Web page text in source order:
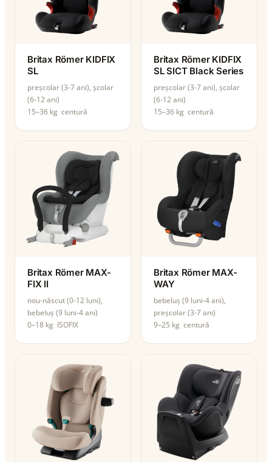
Britax Römer KIDFIX
SL
preșcolar (3-7 ani), școlar
(6-12 ani)
15–36 kg centură
Britax Römer KIDFIX
SL SICT Black Series
preșcolar (3-7 ani), școlar
(6-12 ani)
15–36 kg centură
Britax Römer MAX-
FIX II
nou-născut (0-12 luni),
bebeluș (9 luni-4 ani)
0–18 kg ISOFIX
Britax Römer MAX-
WAY
bebeluș (9 luni-4 ani),
preșcolar (3-7 ani)
9–25 kg centură